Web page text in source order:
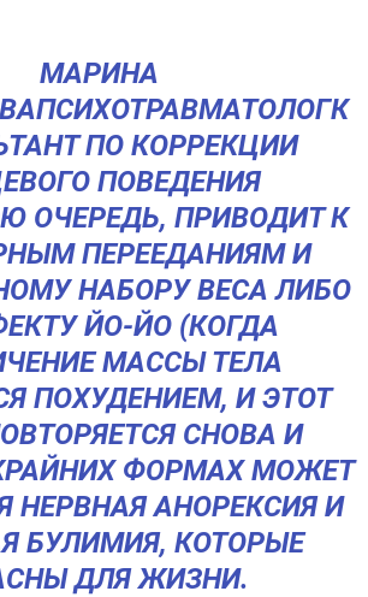
МАРИНА
ПО КОРРЕКЦИИ
ПОВЕДЕНИЯ
ОЧЕРЕДЬ, ПРИВОДИТ К
ПЕРЕЕДАНИЯМ И
НАБОРУ ВЕСА ЛИБО
ЙО-ЙО (КОГДА
МАССЫ ТЕЛА
ПОХУДЕНИЕМ, И ЭТОТ
СНОВА И
ФОРМАХ МОЖЕТ
НЕРВНАЯ АНОРЕКСИЯ И
БУЛИМИЯ, КОТОРЫЕ
ДЛЯ ЖИЗНИ.